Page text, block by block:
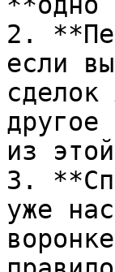
2.
если
другое
из
3.
уже